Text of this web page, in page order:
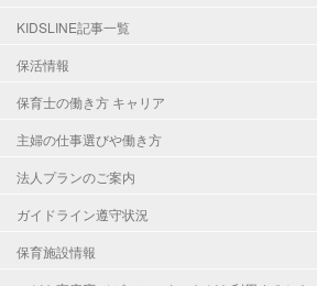
KIDSLINE記事一覧
保活情報
保育士の働き方 キャリア
主婦の仕事選びや働き方
法人プランのご案内
ガイドライン遵守状況
保育施設情報